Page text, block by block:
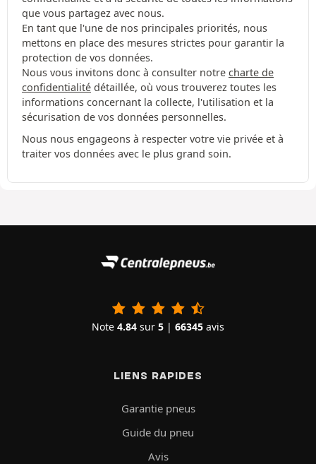
que vous partagez avec nous.
En tant que l'une de nos principales priorités, nous
mettons en place des mesures strictes pour garantir la
protection de vos données.
Nous vous invitons donc à consulter notre charte de
confidentialité détaillée, où vous trouverez toutes les
informations concernant la collecte, l'utilisation et la
sécurisation de vos données personnelles.
Nous nous engageons à respecter votre vie privée et à
traiter vos données avec le plus grand soin.
Note 4.84 sur 5 | 66345 avis
LIENS RAPIDES
Garantie pneus
Guide du pneu
Avis